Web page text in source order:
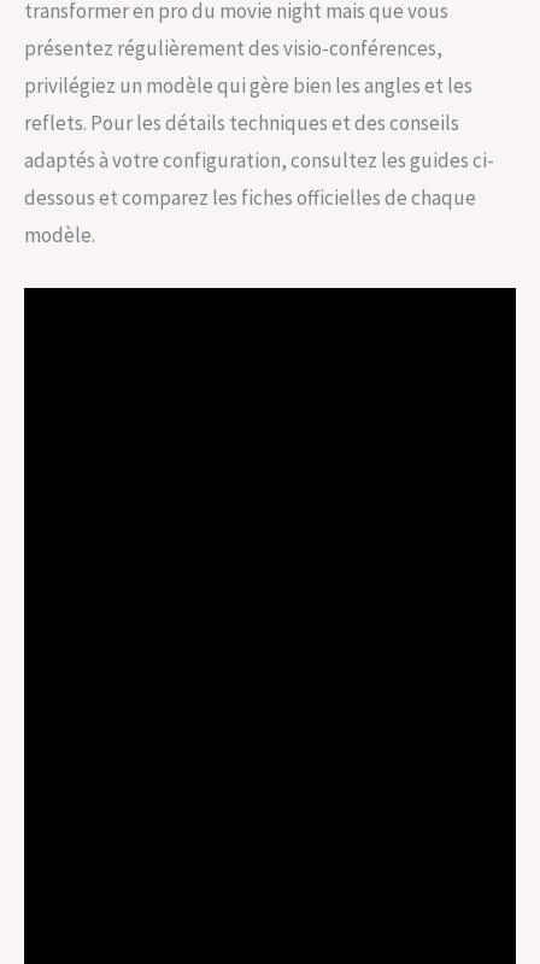
transformer en pro du movie night mais que vous
présentez régulièrement des visio-conférences,
privilégiez un modèle qui gère bien les angles et les
reflets. Pour les détails techniques et des conseils
adaptés à votre configuration, consultez les guides ci-
dessous et comparez les fiches officielles de chaque
modèle.